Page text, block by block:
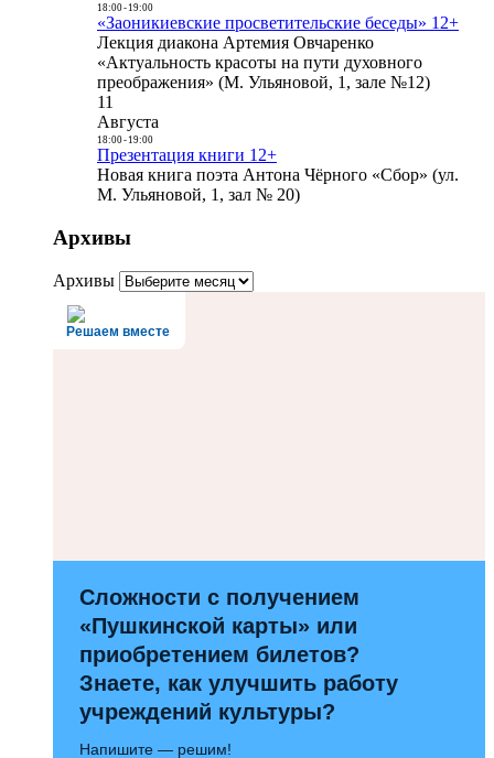
18:00- 19:00
«Заоникиевские просветительские беседы» 12+
Лекция диакона Артемия Овчаренко
«Актуальность красоты на пути духовного
преображения» (М. Ульяновой, 1, зале №12)
11
Августа
18:00- 19:00
Презентация книги 12+
Новая книга поэта Антона Чёрного «Сбор» (ул.
М. Ульяновой, 1, зал № 20)
Архивы
Архивы
Решаем вместе
Сложности с получением
«Пушкинской карты» или
приобретением билетов?
Знаете, как улучшить работу
учреждений культуры?
Напишите — решим!